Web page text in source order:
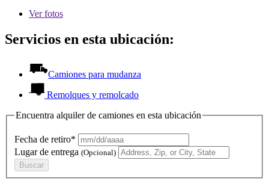
Verfotos
Servicios en esta ubicación:
Camiones para mudanza
Remolques y remolcado
Encuentra alquiler de camiones en esta ubicación
Fecha de retiro*
Lugar de entrega (Opcional)
Buscar